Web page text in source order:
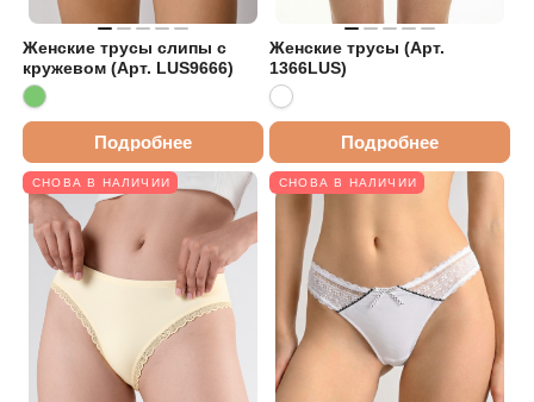
Женские трусы слипы с
кружевом (Арт. LUS9666)
Подробнее
Женские трусы (Арт.
1366LUS)
Подробнее
СНОВА В НАЛИЧИИ СНОВА В НАЛИЧИИ